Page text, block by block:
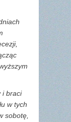
i braci
w tych
sobotę,